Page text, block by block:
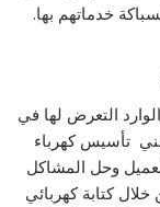
خدماتهم بها.
التعرض لها في
تأسيس كهرباء
وحل المشاكل
كتابة كهربائي